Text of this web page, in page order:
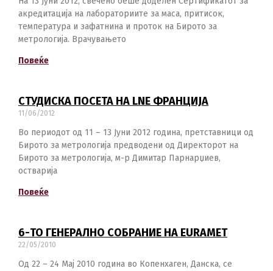
акредитација на лабораториите за маса, притисок,
температура и зафатнина и проток на Бирото за
метрологија. Врачувањето
Повеќе
СТУДИСКА ПОСЕТА НА LNE ФРАНЦИЈА
11/06/2012
Во периодот од 11 – 13 Јуни 2012 година, претставници од
Бирото за метрологија предводени од Директорот на
Бирото за метрологија, м-р Димитар Парнарџиев,
остварија
Повеќе
6-ТО ГЕНЕРАЛНО СОБРАНИЕ НА EURAMET
22/05/2010
Од 22 – 24 Мај 2010 година во Копенхаген, Данска, се